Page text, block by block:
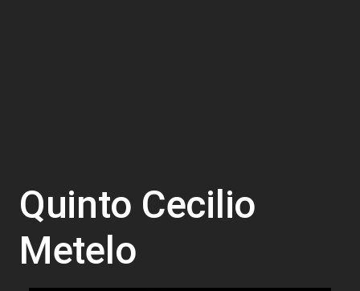
Quinto Cecilio
Metelo